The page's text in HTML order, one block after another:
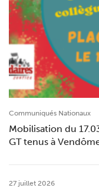
Communiqués Nationaux
Mobilisation du
GT tenus à
27 juillet 2026